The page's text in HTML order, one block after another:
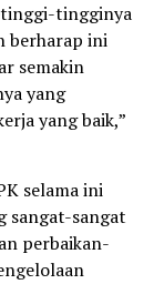
tingginya
berharap ini
semakin
yang
yang baik,”
selama ini
sangat-sangat
perbaikan-